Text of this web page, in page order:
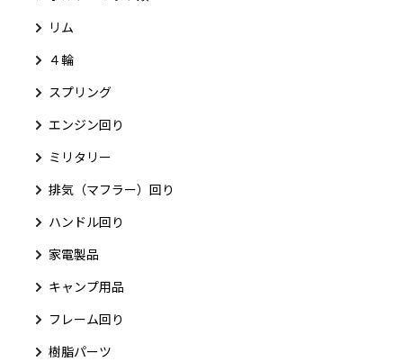
リム
４輪
スプリング
エンジン回り
ミリタリー
排気（マフラー）回り
ハンドル回り
家電製品
キャンプ用品
フレーム回り
樹脂パーツ